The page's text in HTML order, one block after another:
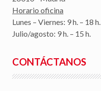
Horario oficina
Lunes – Viernes: 9 h. – 18 h.
Julio/agosto: 9 h. – 15 h.
CONTÁCTANOS